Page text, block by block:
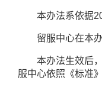
本办法系依据
留服中心在本办
本办法生效后，
服中心依照《标准》